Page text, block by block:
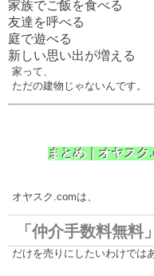
家族でご飯を食べる
友達を呼べる
庭で遊べる
新しい思い出が増える
家って、
ただの建物じゃないんです。
まとめ｜オヤス
オヤスク.comは、
「仲介手数料無料」
だけを売りにしたいわけでは